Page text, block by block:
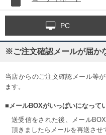
PC
※ご注文確認メールが届か
当店からのご注文確認メール等
ます。
■メールBOXがいっぱいになってい
送受信をされた後、メール
頂きましたらメールを再送させ